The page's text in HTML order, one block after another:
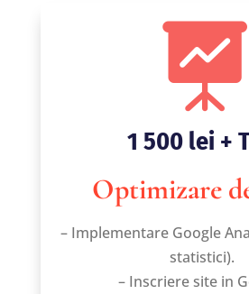

1 500 lei +
Optimizare
– Implementare Google
statistici).
– Inscriere site in